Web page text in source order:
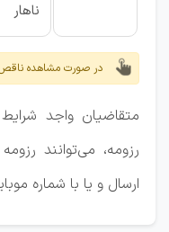
ناهار
در صورت مشاهده
متقاضیان واجد
رزومه، می‌توانند
ارسال و یا با شماره